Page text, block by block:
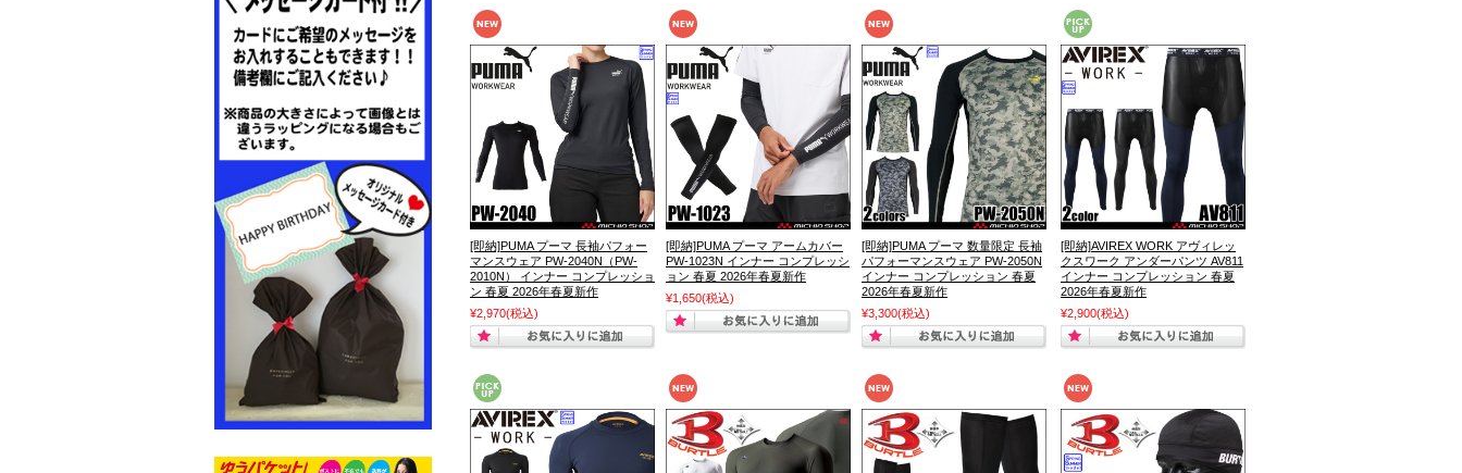
[即納]PUMA プーマ 長袖パフォー
マンスウェア PW-2040N（PW-
2010N） インナー コンプレッショ
ン 春夏 2026年春夏新作
¥2,970(税込)
[即納]PUMA プーマ アームカバー
PW-1023N インナー コンプレッシ
ョン 春夏 2026年春夏新作
¥1,650(税込)
[即納]PUMA プーマ 数量限定 長袖
パフォーマンスウェア PW-2050N
インナー コンプレッション 春夏
2026年春夏新作
¥3,300(税込)
[即納]AVIREX WORK アヴィレッ
クスワーク アンダーパンツ AV811
インナー コンプレッション 春夏
2026年春夏新作
¥2,900(税込)